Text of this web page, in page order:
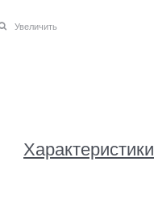
Увеличить
Характеристики